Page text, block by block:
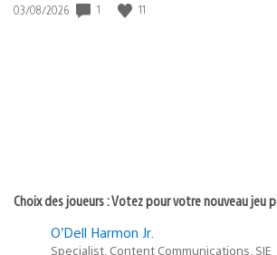
Date
03/08/2026 1 11
Choix des joueurs : Votez pour votre nouveau jeu
O’Dell Harmon Jr.
Specialist, Content Communications, SIE